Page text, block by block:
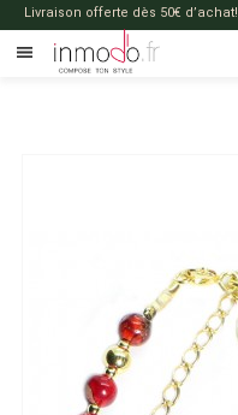
Livraison offerte dès 50€ d’achat!